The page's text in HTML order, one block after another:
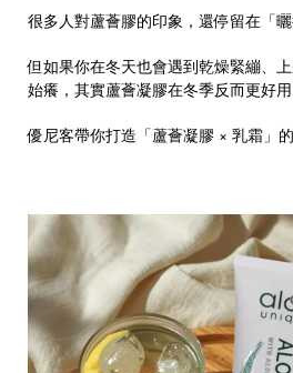
很多人對蘆薈膠的印象，還停留在「曬
但如果你在冬天也會遇到乾燥緊繃、
始癢，其實蘆薈凝膠在冬季反而更好用
優尼客帶你打造「蘆薈凝膠 × 乳霜」